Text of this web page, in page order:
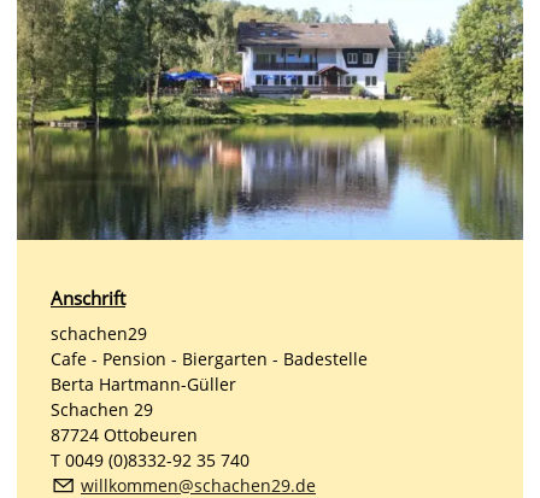
Anschrift
schachen29
Cafe - Pension - Biergarten - Badestelle
Berta Hartmann-Güller
Schachen 29
87724 Ottobeuren
T 0049 (0)8332-92 35 740
willkommen@schachen29.de